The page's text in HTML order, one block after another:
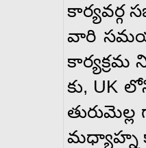
కార్యవర్గ
వారి
కార్యక్రమ
కు, UK
మధ్యాహ్న